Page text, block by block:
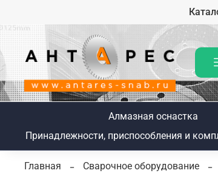
Алмазная оснастка
Принадлежности, приспособления и
Главная Сварочное оборудование